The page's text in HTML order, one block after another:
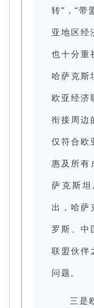
转”，“带
亚地区经
也十分重
哈萨克斯
欧亚经济
衔接周边
仅符合欧
惠及所有
萨克斯
出，哈萨
罗斯、中
联盟伙伴
问题。
三是